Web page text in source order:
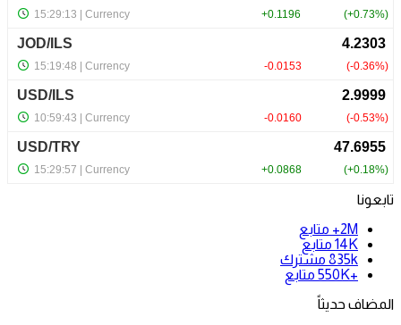
تابعونا
2M+
متابع
14K متابع
835k مشترك
+550K
متابع
المضاف حديثاً